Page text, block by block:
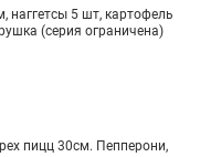
наггетсы 5 шт, картофель
(серия ограничена)
пицц 30см. Пепперони,